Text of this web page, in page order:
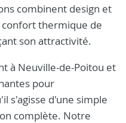
combinent design et
thermique de
son attractivité.
à Neuville-de-Poitou et
pour
s'agisse d'une simple
complète. Notre